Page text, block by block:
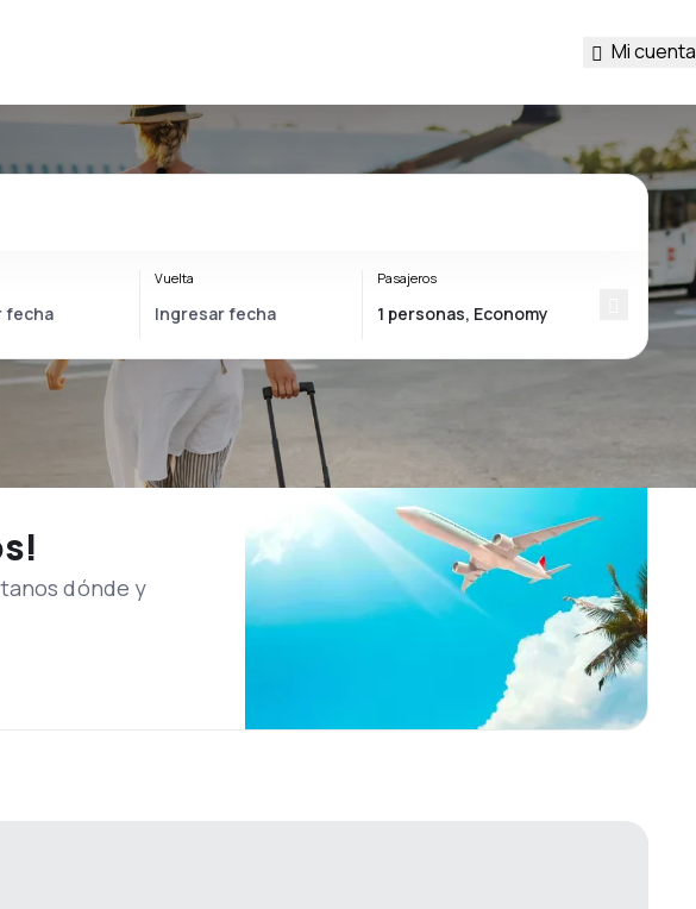
Mi cuenta
Vuelta Pasajeros
dónde y